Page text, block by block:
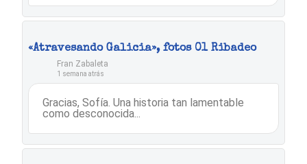
«Atravesando Galicia», fotos 01 Ribadeo
Fran Zabaleta
1 semana atrás
Gracias, Sofía. Una historia tan lamentable
como desconocida...